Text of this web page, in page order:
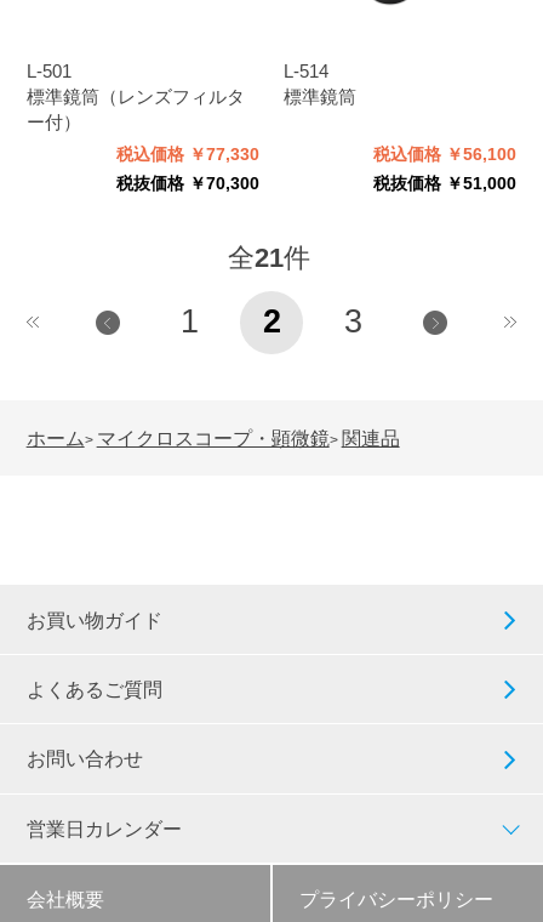
L-501
標準鏡筒（レンズフィルタ
ー付）
税込価格 ￥77,330
税抜価格 ￥70,300
L-514
標準鏡筒
税込価格 ￥56,100
税抜価格 ￥51,000
全21件
1 2 3
ホーム> マイクロスコープ・顕微鏡> 関連品
お買い物ガイド
よくあるご質問
お問い合わせ
営業日カレンダー
会社概要 プライバシーポリシー